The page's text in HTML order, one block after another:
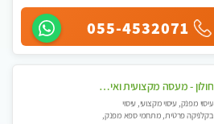
055-4532071
חולון - מעסה מקצועית ואיכותית פרטי!!! ללא מין !! בקליניקה מפגש טיפולי !!! מקצועי בלבד - professional therapist
עיסוי מפנק, עיסוי מקצועי, עיסוי
בקלניקה פרטית, מתחמי ספא מפנק,